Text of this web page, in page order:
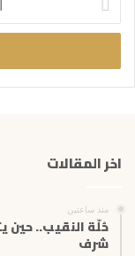
خ
ب
ر
ااخر المقالات
منذ ساعتين
حُلّة النقيب.. حين
شرف